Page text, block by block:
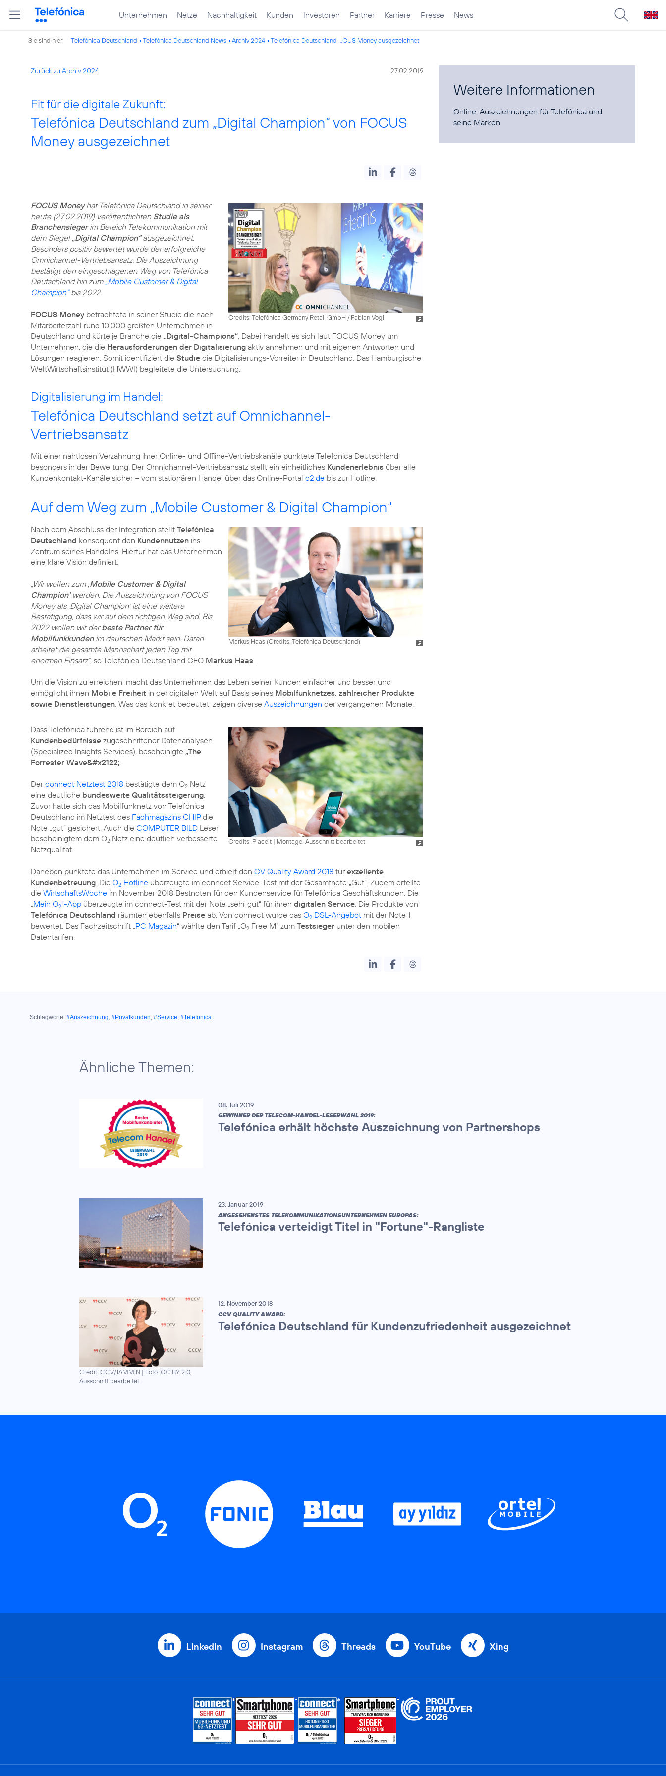
Unternehmen Netze Nachhaltigkeit Kunden Investoren Partner Karriere Presse News
Sie sind hier: Telefónica Deutschland Telefónica Deutschland News Archiv 2024 Telefónica Deutschland ...CUS Money ausgezeichnet
Zurück zu Archiv 2024 27.02.2019
Fit für die digitale Zukunft:
Telefónica Deutschland zum „Digital Champion“ von FOCUS
Money ausgezeichnet
Credits: Telefónica Germany Retail GmbH / Fabian Vogl
FOCUS Moneyhat Telefónica Deutschland in seiner
heute (27.02.2019) veröffentlichten Studie als
Branchensiegerim Bereich Telekommunikation mit
dem Siegel „Digital Champion“ausgezeichnet.
Besonders positiv bewertet wurde der erfolgreiche
Omnichannel-Vertriebsansatz. Die Auszeichnung
bestätigt den eingeschlagenen Weg von Telefónica
Deutschland hin zum „Mobile Customer & Digital
Champion“bis 2022.
FOCUS Money betrachtete in seiner Studie die nach
Mitarbeiterzahl rund 10.000 größten Unternehmen in
Deutschland und kürte je Branche die „Digital-Champions“. Dabei handelt es sich laut FOCUS Money um
Unternehmen, die die Herausforderungen der Digitalisierung aktiv annehmen und mit eigenen Antworten und
Lösungen reagieren. Somit identifiziert die Studie die Digitalisierungs-Vorreiter in Deutschland. Das Hamburgische
WeltWirtschaftsinstitut (HWWI) begleitete die Untersuchung.
Digitalisierung im Handel:
Telefónica Deutschland setzt auf Omnichannel-
Vertriebsansatz
Mit einer nahtlosen Verzahnung ihrer Online- und Offline-Vertriebskanäle punktete Telefónica Deutschland
besonders in der Bewertung. Der Omnichannel-Vertriebsansatz stellt ein einheitliches Kundenerlebnis über alle
Kundenkontakt-Kanäle sicher – vom stationären Handel über das Online-Portal o2.de bis zur Hotline.
Auf dem Weg zum „Mobile Customer & Digital Champion“
Markus Haas (Credits: Telefónica Deutschland)
Nach dem Abschluss der Integration stellt Telefónica
Deutschland konsequent den Kundennutzen ins
Zentrum seines Handelns. Hierfür hat das Unternehmen
eine klare Vision definiert.
„Wir wollen zum ‚Mobile Customer & Digital
Champion‘werden. Die Auszeichnung von FOCUS
Money als ‚Digital Champion‘ ist eine weitere
Bestätigung, dass wir auf dem richtigen Weg sind. Bis
2022 wollen wir derbeste Partner für
Mobilfunkkundenim deutschen Markt sein. Daran
arbeitet die gesamte Mannschaft jeden Tag mit
enormen Einsatz“, so Telefónica Deutschland CEO Markus Haas.
Um die Vision zu erreichen, macht das Unternehmen das Leben seiner Kunden einfacher und besser und
ermöglicht ihnen Mobile Freiheit in der digitalen Welt auf Basis seines Mobilfunknetzes, zahlreicher Produkte
sowie Dienstleistungen. Was das konkret bedeutet, zeigen diverse Auszeichnungen der vergangenen Monate:
Credits: Placeit| Montage, Ausschnitt bearbeitet
Dass Telefónica führend ist im Bereich auf
Kundenbedürfnisse zugeschnittener Datenanalysen
(Specialized Insights Services), bescheinigte „The
Forrester Wave&#x2122;.
Derconnect Netztest 2018 bestätigte dem O2 Netz
eine deutliche bundesweite Qualitätssteigerung.
Zuvor hatte sich das Mobilfunknetz von Telefónica
Deutschland im Netztest des Fachmagazins CHIPdie
Note „gut“ gesichert. Auch die COMPUTER BILD Leser
bescheinigtem dem O2 Netz eine deutlich verbesserte
Netzqualität.
Daneben punktete das Unternehmen im Service und erhielt den CV Quality Award 2018 fürexzellente
Kundenbetreuung. Die O2 Hotline überzeugte im connect Service-Test mit der Gesamtnote „Gut“. Zudem erteilte
die WirtschaftsWoche im November 2018 Bestnoten für den Kundenservice für Telefónica Geschäftskunden. Die
„Mein O2“-App überzeugte im connect-Test mit der Note „sehr gut“ für ihren digitalen Service. Die Produkte von
Telefónica Deutschland räumten ebenfalls Preise ab. Von connect wurde das O2 DSL-Angebot mit der Note 1
bewertet. Das Fachzeitschrift „PC Magazin“ wählte den Tarif „O2 Free M“ zum Testsieger unter den mobilen
Datentarifen.
Weitere Informationen
Online:Auszeichnungen für Telefónica und
seine Marken
Schlagworte: #Auszeichnung, #Privatkunden, #Service, #Telefonica
Ähnliche Themen:
08. Juli 2019
GEWINNER DER TELECOM-HANDEL-LESERWAHL 2019:
Telefónica erhält höchste Auszeichnung von Partnershops
23. Januar 2019
ANGESEHENSTES TELEKOMMUNIKATIONSUNTERNEHMEN EUROPAS:
Telefónica verteidigt Titel in "Fortune"-Rangliste
Credit: CCV/JAMMIN | Foto: CC BY 2.0,
Ausschnitt bearbeitet
12. November 2018
CCV QUALITY AWARD:
Telefónica Deutschland für Kundenzufriedenheit ausgezeichnet
LinkedIn Instagram Threads YouTube Xing